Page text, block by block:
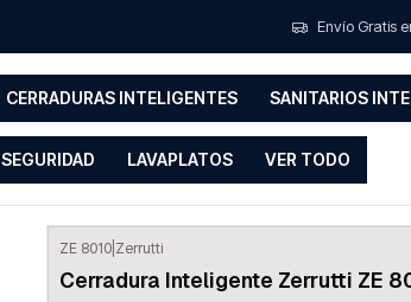
CERRADURAS INTELIGENTES SANITARIOS
SEGURIDAD LAVAPLATOS VER TODO
Envío Gratis
OFF
ZE 8010 Zerrutti
Cerradura Inteligente Zerrutti ZE